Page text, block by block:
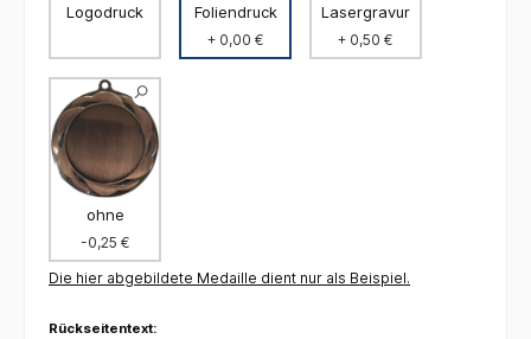
Logodruck Foliendruck
+ 0,00 €
Lasergravur
+ 0,50 €
ohne
-0,25 €
Die hier abgebildete Medaille dient nur als Beispiel.
Rückseitentext: